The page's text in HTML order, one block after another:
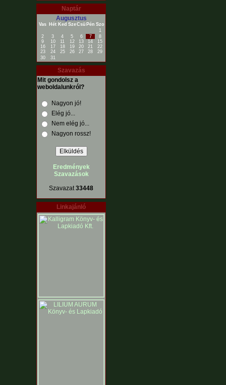
Naptár
Augusztus
Vas Hét Ked SzeCsü Pén Szo
1
2
3 4 5 6 7
8
9
10 11 12 13 14
15
16
17 18 19 20 21
22
23
24 25 26 27 28
29
30
31
Szavazás
Mit gondolsz a
weboldalunkról?
Nagyon jó!
Elég jó...
Nem elég jó...
Nagyon rossz!
Eredmények
Szavazások
Szavazat33448
Linkajánló